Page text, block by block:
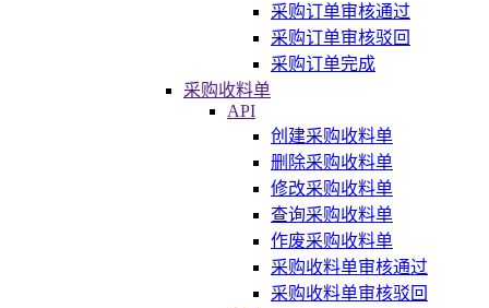
采购订单审核通过
采购订单审核驳回
采购订单完成
采购收料单
API
创建采购收料单
删除采购收料单
修改采购收料单
查询采购收料单
作废采购收料单
采购收料单审核通过
采购收料单审核驳回